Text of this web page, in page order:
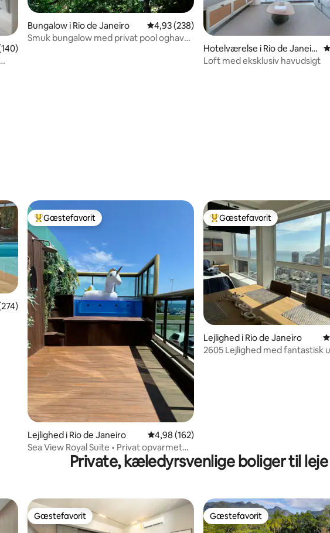
af 5 i gennemsnitlig bedømmelse, 140 omtaler
Bungalow i Rio de Janeiro 4,93 ud af 5 i gennemsnitlig bedømmelse,
4,93 (238)
Smuk bungalow med privat pool oghave
Hotelværelse i Rio de Janeir
o
Loft med eksklusiv havudsigt
af 5 i gennemsnitlig bedømmelse, 274 omtaler
Bedste gæstefavorit
Gæstefavorit
Lejlighed i Rio de Janeiro 4,98 ud af 5 i gennemsnitlig bedømmelse,
4,98 (162)
Sea View Royal Suite • Privat opvarmet
pool • Barra
Bedste gæstefavorit
Gæstefavorit
Lejlighed i Rio de Janeiro
2605 Lejlighed med fantastisk
Private, kæledyrsvenlige boliger til leje
Gæstefavorit
Gæstefavorit Gæstefavorit
Gæstefavorit